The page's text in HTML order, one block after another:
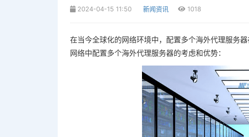
2024-04-15 11:50 新闻资讯 1018
在当今全球化的网络环境中，配置多个海外代理服务
网络中配置多个海外代理服务器的考虑和优势：